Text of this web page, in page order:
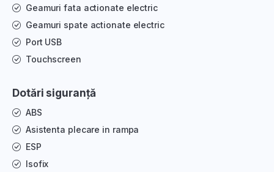
Geamuri fata actionate electric
Geamuri spate actionate electric
Port USB
Touchscreen
Dotări siguranță
ABS
Asistenta plecare in rampa
ESP
Isofix